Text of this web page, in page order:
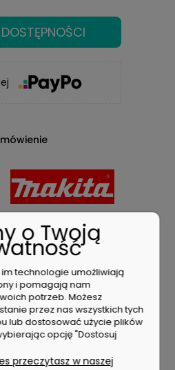
KLUCZ
o Twoją
technologie umożliwiają
i pomagają nam
potrzeb. Możesz
przez nas wszystkich tych
lub dostosować użycie plików
opcję "Dostosuj
przeczytasz w naszej